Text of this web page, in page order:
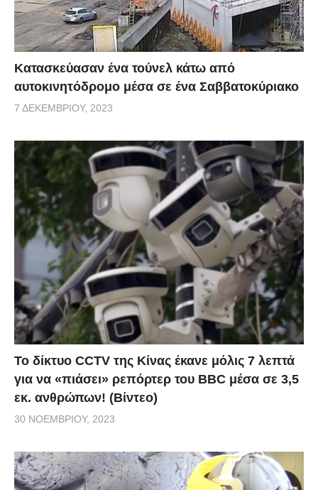
Κατασκεύασαν ένα τούνελ κάτω από
αυτοκινητόδρομο μέσα σε ένα Σαββατοκύριακο
7 ΔΕΚΕΜΒΡΊΟΥ, 2023
Το δίκτυο CCTV της Κίνας έκανε μόλις 7 λεπτά
για να «πιάσει» ρεπόρτερ του BBC μέσα σε 3,5
εκ. ανθρώπων! (Βίντεο)
30 ΝΟΕΜΒΡΊΟΥ, 2023